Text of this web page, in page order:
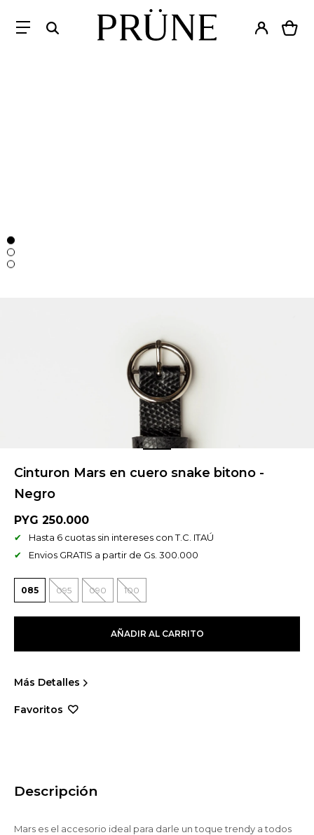
Cinturon Mars en cuero snake bitono -
Negro
PYG 250.000
Hasta 6 cuotas sin intereses con T.C. ITAÚ
Envios GRATIS a partir de Gs. 300.000
085 095 090 100
AÑADIR AL CARRITO
Más Detalles
Descripción
Mars es el accesorio ideal para darle un toque trendy a todos